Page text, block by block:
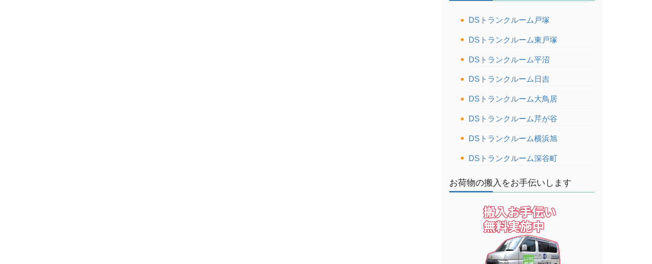
DSトランクルーム戸塚
DSトランクルーム東戸塚
DSトランクルーム平沼
DSトランクルーム日吉
DSトランクルーム大鳥居
DSトランクルーム芹が谷
DSトランクルーム横浜旭
DSトランクルーム深谷町
お荷物の搬入をお手伝いします